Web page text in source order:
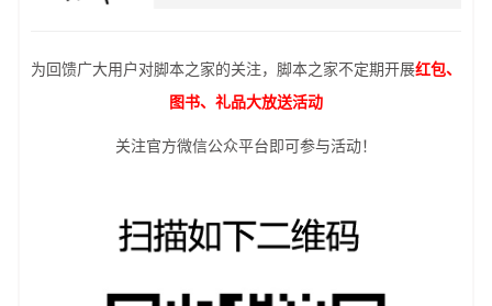
为回馈广大用户对脚本之家的关注，脚本之家不定期开展红包、
图书、礼品大放送活动
关注官方微信公众平台即可参与活动！